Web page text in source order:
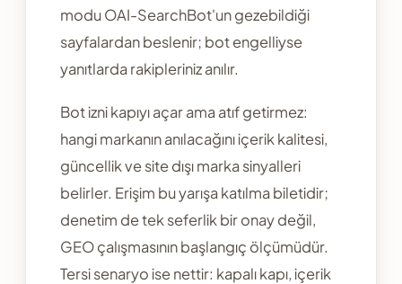
modu OAI-SearchBot'un gezebildiği
sayfalardan beslenir; bot engelliyse
yanıtlarda rakipleriniz anılır.
Bot izni kapıyı açar ama atıf getirmez:
hangi markanın anılacağını içerik kalitesi,
güncellik ve site dışı marka sinyalleri
belirler. Erişim bu yarışa katılma biletidir;
denetim de tek seferlik bir onay değil,
GEO çalışmasının başlangıç ölçümüdür.
Tersi senaryo ise nettir: kapalı kapı, içerik